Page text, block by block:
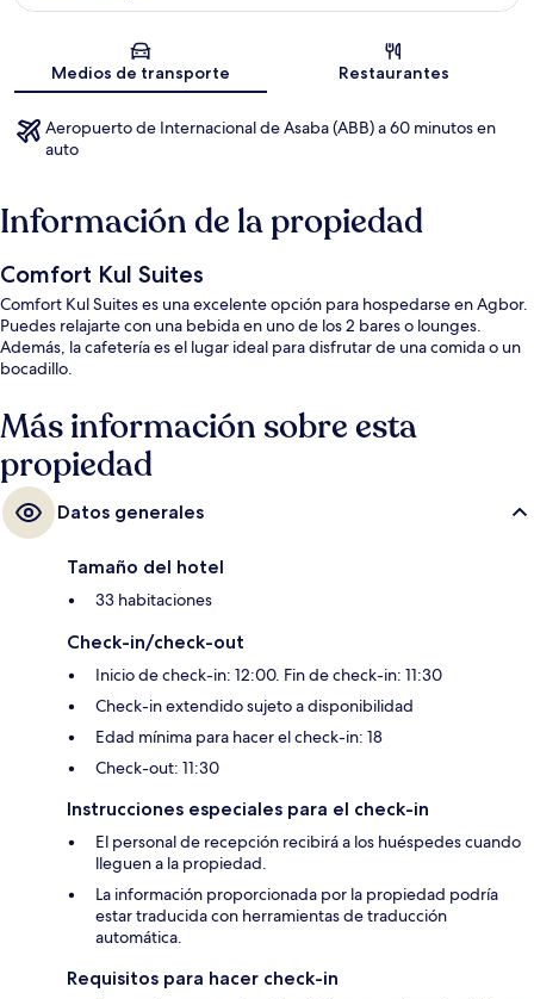
Sección del mapa
Medios de transporte Restaurantes
Aeropuerto de Internacional de Asaba (ABB) a 60 minutos en
auto
Información de la propiedad
Comfort Kul Suites
Comfort Kul Suites es una excelente opción para hospedarse en Agbor.
Puedes relajarte con una bebida en uno de los 2 bares o lounges.
Además, la cafetería es el lugar ideal para disfrutar de una comida o un
bocadillo.
Más información sobre esta
propiedad
Datos generales
Tamaño del hotel
33 habitaciones
Check-in/check-out
Inicio de check-in: 12:00. Fin de check-in: 11:30
Check-in extendido sujeto a disponibilidad
Edad mínima para hacer el check-in: 18
Check-out: 11:30
Instrucciones especiales para el check-in
El personal de recepción recibirá a los huéspedes cuando
lleguen a la propiedad.
La información proporcionada por la propiedad podría
estar traducida con herramientas de traducción
automática.
Requisitos para hacer check-in